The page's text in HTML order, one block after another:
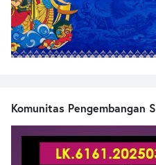
Komunitas Pengembangan